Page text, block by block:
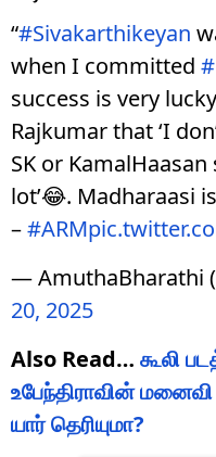
“#Sivakarthikeyan
when I committed
success is very
Rajkumar that ‘I
SK or
lot’😂. Madharaasi
–#ARM
— AmuthaBharathi
20, 2025
Also Read… கூலி
உபேந்திராவின்
யார் தெரியுமா?